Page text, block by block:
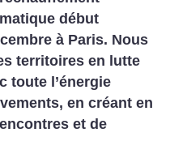
début
à Paris. Nous
territoires en lutte
toute l’énergie
en créant en
et de